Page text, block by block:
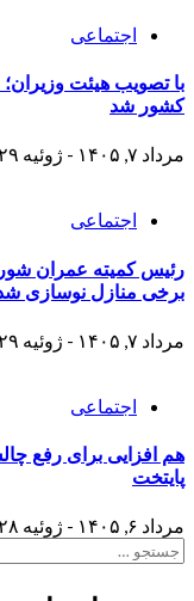
اجتماعی
با تصویب هیئت وزیران؛
کشور شد
مرداد ۷, ۱۴۰۵ - ژوئیه ۲۹, ۲۰۲۶
اجتماعی
رئیس کمیته عمران
برخی منازل نوسازی شده جنگ ۱۲ روزه در
مرداد ۷, ۱۴۰۵ - ژوئیه ۲۹, ۲۰۲۶
اجتماعی
پایتخت
مرداد ۶, ۱۴۰۵ - ژوئیه ۲۸, ۲۰۲۶
جستجو